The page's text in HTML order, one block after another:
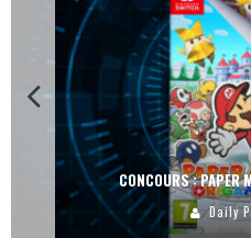
CONCOURS : PAPER
Daily